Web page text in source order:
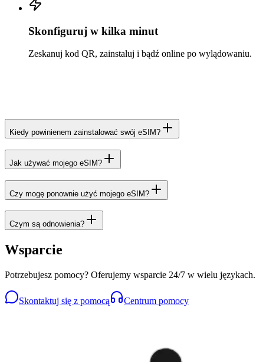
Skonfiguruj w kilka minut
Zeskanuj kod QR, zainstaluj i bądź online po wylądowaniu.
Kiedy powinienem zainstalować swój eSIM?
Jak używać mojego eSIM?
Czy mogę ponownie użyć mojego eSIM?
Czym są odnowienia?
Wsparcie
Potrzebujesz pomocy? Oferujemy wsparcie 24/7 w wielu językach.
Skontaktuj się z pomocą Centrum pomocy